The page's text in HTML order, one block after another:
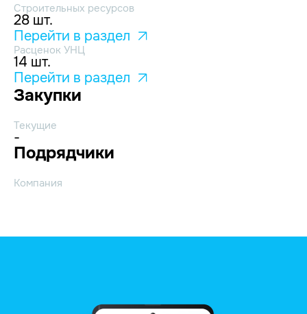
Строительных ресурсов
28 шт.
Перейти в раздел
Расценок УНЦ
14 шт.
Перейти в раздел
Закупки
Текущие
-
Подрядчики
Компания